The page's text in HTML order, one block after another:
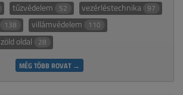
tűzvédelem 52 vezérléstechnika 97
138 villámvédelem 110
zöld oldal 28
MÉG TÖBB ROVAT →